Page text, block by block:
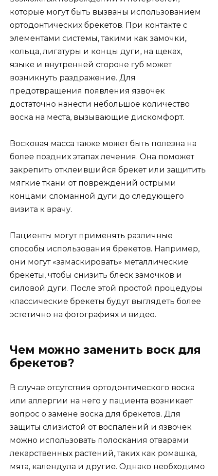
которые могут быть вызваны использованием
ортодонтических брекетов. При контакте с
элементами системы, такими как замочки,
кольца, лигатуры и концы дуги, на щеках,
языке и внутренней стороне губ может
возникнуть раздражение. Для
предотвращения появления язвочек
достаточно нанести небольшое количество
воска на места, вызывающие дискомфорт.
Восковая масса также может быть полезна на
более поздних этапах лечения. Она поможет
закрепить отклеившийся брекет или защитить
мягкие ткани от повреждений острыми
концами сломанной дуги до следующего
визита к врачу.
Пациенты могут применять различные
способы использования брекетов. Например,
они могут «замаскировать» металлические
брекеты, чтобы снизить блеск замочков и
силовой дуги. После этой простой процедуры
классические брекеты будут выглядеть более
эстетично на фотографиях и видео.
Чем можно заменить воск для
брекетов?
В случае отсутствия ортодонтического воска
или аллергии на него у пациента возникает
вопрос о замене воска для брекетов. Для
защиты слизистой от воспалений и язвочек
можно использовать полоскания отварами
лекарственных растений, таких как ромашка,
мята, календула и другие. Однако необходимо